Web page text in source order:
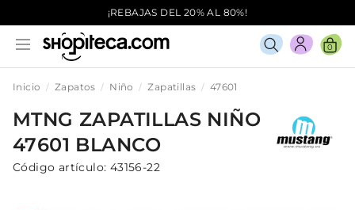
¡REBAJAS DEL 20% AL 80%!
0
Inicio Zapatos Niño Zapatillas 47601
MTNG ZAPATILLAS NIÑO
47601 BLANCO
Código artículo: 43156-22